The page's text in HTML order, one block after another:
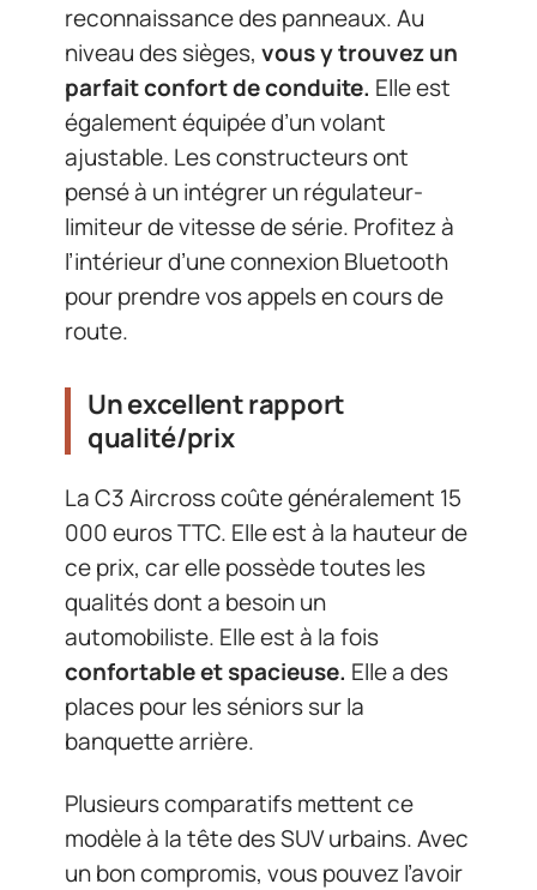
reconnaissance des panneaux. Au
niveau des sièges, vous y trouvez un
parfait confort de conduite. Elle est
également équipée d’un volant
ajustable. Les constructeurs ont
pensé à un intégrer un régulateur-
limiteur de vitesse de série. Profitez à
l’intérieur d’une connexion Bluetooth
pour prendre vos appels en cours de
route.
Un excellent rapport
qualité/prix
La C3 Aircross coûte généralement 15
000 euros TTC. Elle est à la hauteur de
ce prix, car elle possède toutes les
qualités dont a besoin un
automobiliste. Elle est à la fois
confortable et spacieuse. Elle a des
places pour les séniors sur la
banquette arrière.
Plusieurs comparatifs mettent ce
modèle à la tête des SUV urbains. Avec
un bon compromis, vous pouvez l’avoir